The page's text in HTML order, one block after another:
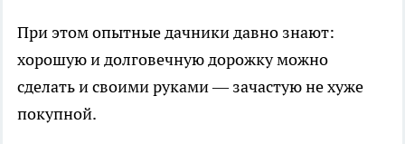
При этом опытные дачники давно знают:
хорошую и долговечную дорожку можно
сделать и своими руками — зачастую не хуже
покупной.